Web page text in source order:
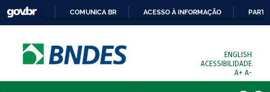
COMUNICA BR ACESSO À INFORMAÇÃO
ENGLISH
ACESSIBILIDADE
A+ A-